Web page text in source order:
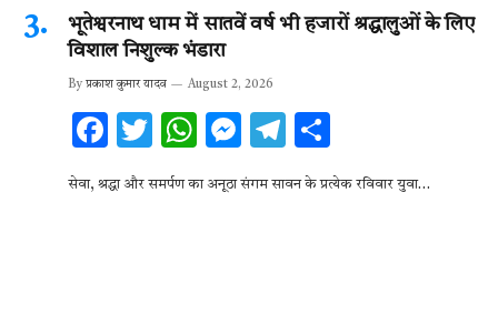
भूतेश्वरनाथ धाम में सातवें वर्ष भी हजारों श्रद्धालुओं के लिए
विशाल निशुल्क भंडारा
By प्रकाश कुमार यादव August 2, 2026
F
e
T
it
W
at
M
se
T
e
ar
सेवा, श्रद्धा और समर्पण का अनूठा संगम सावन के प्रत्येक रविवार युवा…